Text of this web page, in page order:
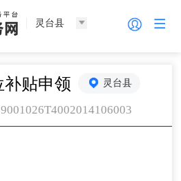
灵台县
贴申领 灵台县